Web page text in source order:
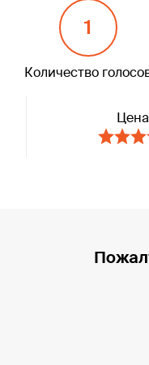
1
Количество